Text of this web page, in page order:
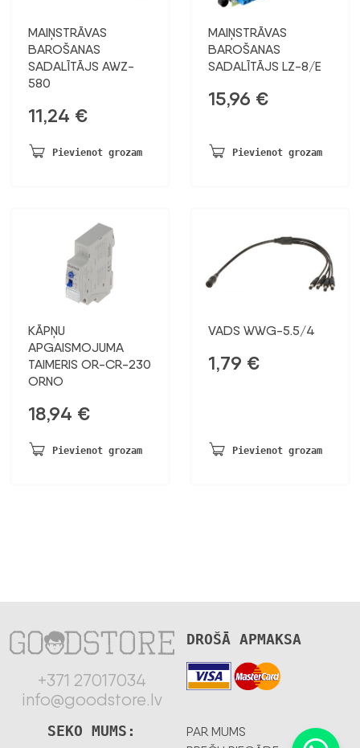
MAIŅSTRĀVAS
BAROŠANAS
SADALĪTĀJS AWZ-
580
11,24 €
Pievienot grozam
MAIŅSTRĀVAS
BAROŠANAS
SADALĪTĀJS LZ-8/E
15,96 €
Pievienot grozam
KĀPŅU
APGAISMOJUMA
TAIMERIS OR-CR-230
ORNO
18,94 €
Pievienot grozam
VADS WWG-5.5/4
1,79 €
Pievienot grozam
+371 27017034
info@goodstore.lv
DROŠĀ APMAKSA
PAR MUMS
SEKO MUMS: